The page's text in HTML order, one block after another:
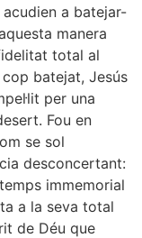
a batejar-
manera
total al
batejat, Jesús
per una
Fou en
se sol
desconcertant:
immemorial
a la seva total
de Déu que